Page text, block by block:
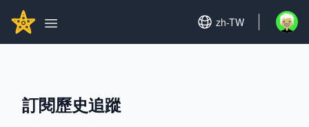
GITHUBSTAR
Open main menu
Set language
zh-TW Open
訂閱歷史追蹤